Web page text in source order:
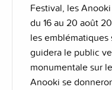
Festival, les
du 16 au 20 août
les emblématiques
guidera le public
monumentale sur
Anooki se